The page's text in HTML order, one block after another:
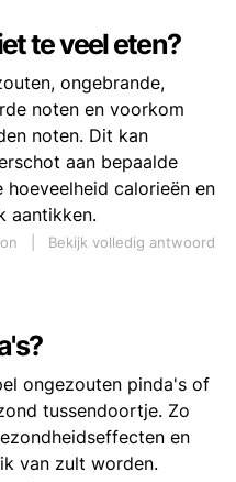
te veel eten?
ongebrande,
noten en voorkom
noten. Dit kan
aan bepaalde
calorieën en
aantikken.
Bekijk volledig antwoord
ongezouten pinda's of
tussendoortje. Zo
en
van zult worden.